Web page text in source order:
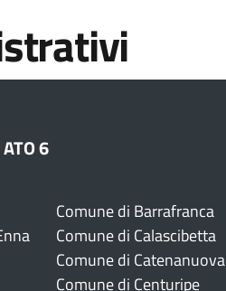
6
Comune di Barrafranca
Comune di Calascibetta
Comune di Catenanuova
Comune di Centuripe